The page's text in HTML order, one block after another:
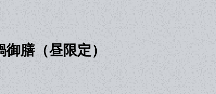
膳（昼限定）